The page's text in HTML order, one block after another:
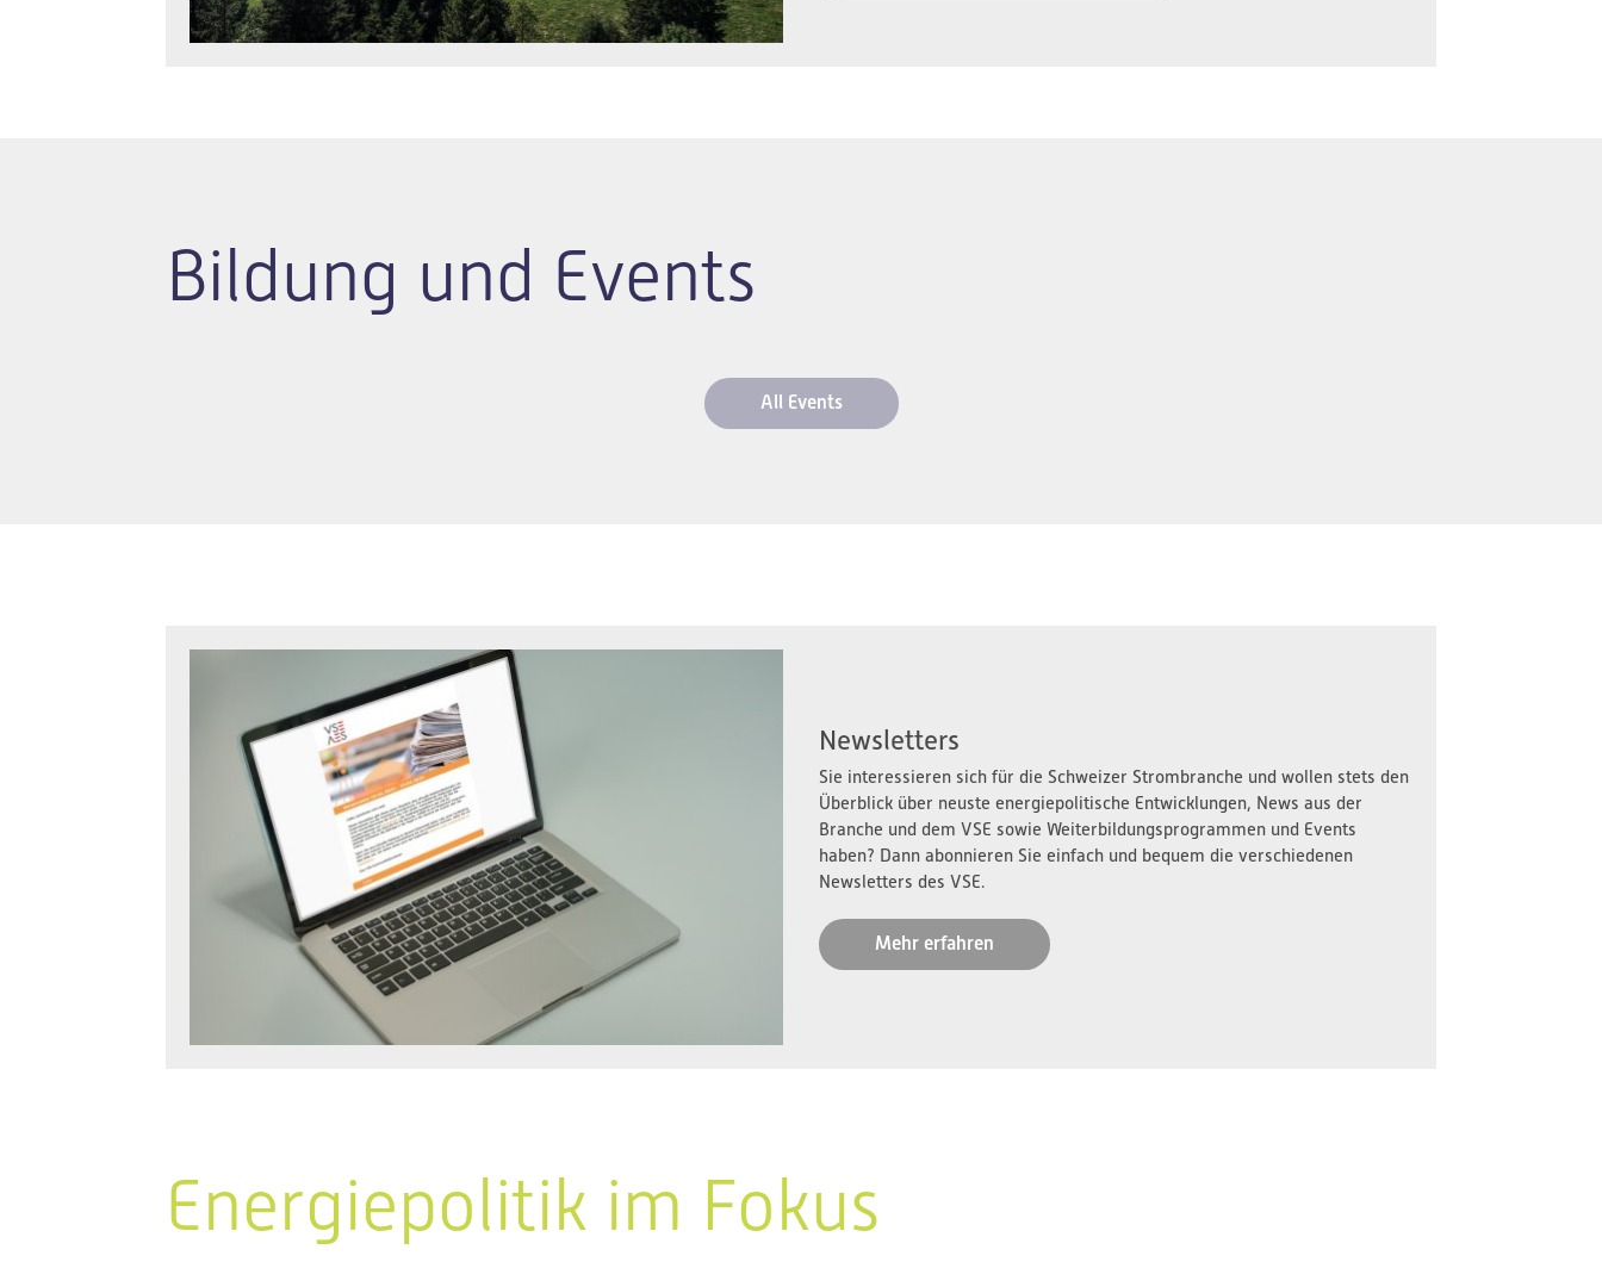
Bildung und Events
All Events
Newsletters
Sie interessieren sich für die Schweizer Strombranche und wollen stets den
Überblick über neuste energiepolitische Entwicklungen, News aus der
Branche und dem VSE sowie Weiterbildungsprogrammen und Events
haben? Dann abonnieren Sie einfach und bequem die verschiedenen
Newsletters des VSE.
Mehr erfahren
Energiepolitik im Fokus